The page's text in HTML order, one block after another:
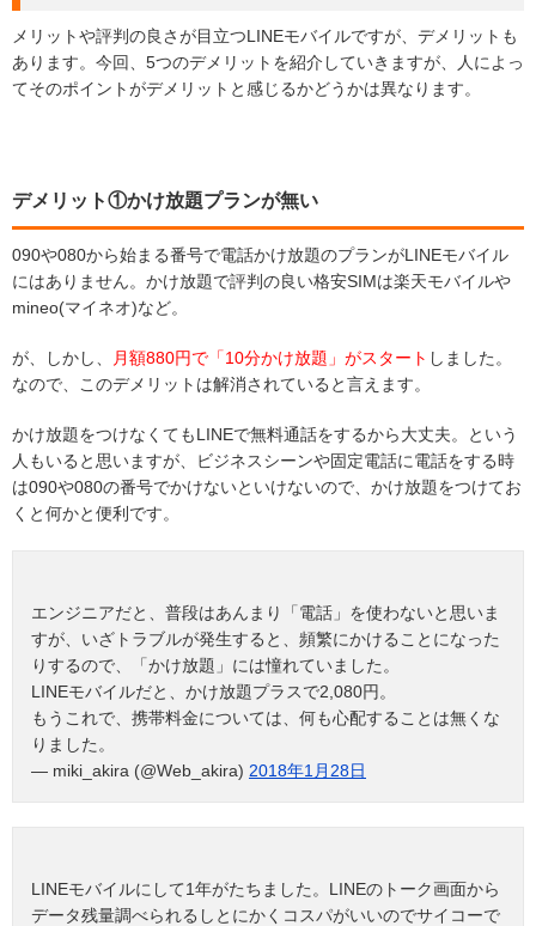
メリットや評判の良さが目立つLINEモバイルですが、デメリットも
あります。今回、5つのデメリットを紹介していきますが、人によっ
てそのポイントがデメリットと感じるかどうかは異なります。
デメリット①かけ放題プランが無い
090や080から始まる番号で電話かけ放題のプランがLINEモバイル
にはありません。かけ放題で評判の良い格安SIMは楽天モバイルや
mineo(マイネオ)など。
が、しかし、 月額880円で「10分かけ放題」がスタート しました。
なので、このデメリットは解消されていると言えます。
かけ放題をつけなくてもLINEで無料通話をするから大丈夫。という
人もいると思いますが、ビジネスシーンや固定電話に電話をする時
は090や080の番号でかけないといけないので、かけ放題をつけてお
くと何かと便利です。
エンジニアだと、普段はあんまり「電話」を使わないと思いま
すが、いざトラブルが発生すると、頻繁にかけることになった
りするので、「かけ放題」には憧れていました。
LINEモバイルだと、かけ放題プラスで2,080円。
もうこれで、携帯料金については、何も心配することは無くな
りました。
— miki_akira (@Web_akira) 2018年1月28日
LINEモバイルにして1年がたちました。LINEのトーク画面から
データ残量調べられるしとにかくコスパがいいのでサイコーで